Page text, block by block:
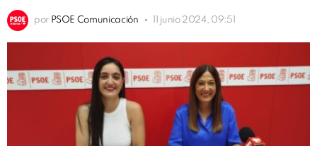
por PSOE Comunicación 11 junio 2024, 09:51